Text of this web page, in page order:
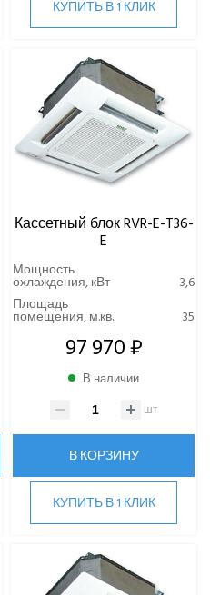
КУПИТЬ В 1 КЛИК
Кассетный блок RVR-E-T36-
E
Мощность
охлаждения, кВт
3,6
Площадь
помещения, м.кв. 35
97 970 ₽
В наличии
шт
В КОРЗИНУ
КУПИТЬ В 1 КЛИК